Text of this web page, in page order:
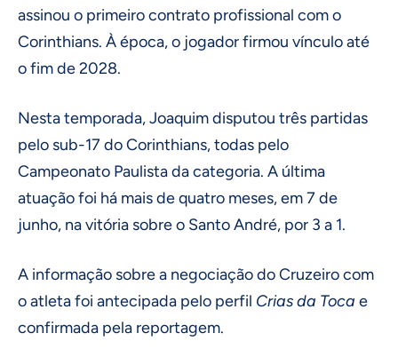
assinou o primeiro contrato profissional com o
Corinthians. À época, o jogador firmou vínculo até
o fim de 2028.
Nesta temporada, Joaquim disputou três partidas
pelo sub-17 do Corinthians, todas pelo
Campeonato Paulista da categoria. A última
atuação foi há mais de quatro meses, em 7 de
junho, na vitória sobre o Santo André, por 3 a 1.
A informação sobre a negociação do Cruzeiro com
o atleta foi antecipada pelo perfil Crias da Toca e
confirmada pela reportagem.